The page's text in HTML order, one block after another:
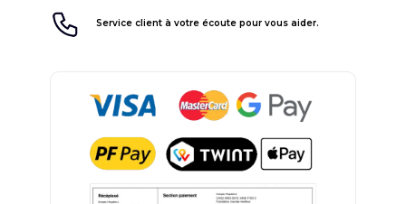
Service client à votre écoute pour vous aider.